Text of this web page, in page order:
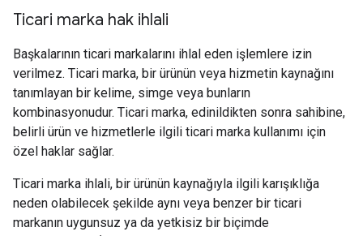
Ticari marka hak ihlali
Başkalarının ticari markalarını ihlal eden işlemlere izin
verilmez. Ticari marka, bir ürünün veya hizmetin kaynağını
tanımlayan bir kelime, simge veya bunların
kombinasyonudur. Ticari marka, edinildikten sonra sahibine,
belirli ürün ve hizmetlerle ilgili ticari marka kullanımı için
özel haklar sağlar.
Ticari marka ihlali, bir ürünün kaynağıyla ilgili karışıklığa
neden olabilecek şekilde aynı veya benzer bir ticari
markanın uygunsuz ya da yetkisiz bir biçimde